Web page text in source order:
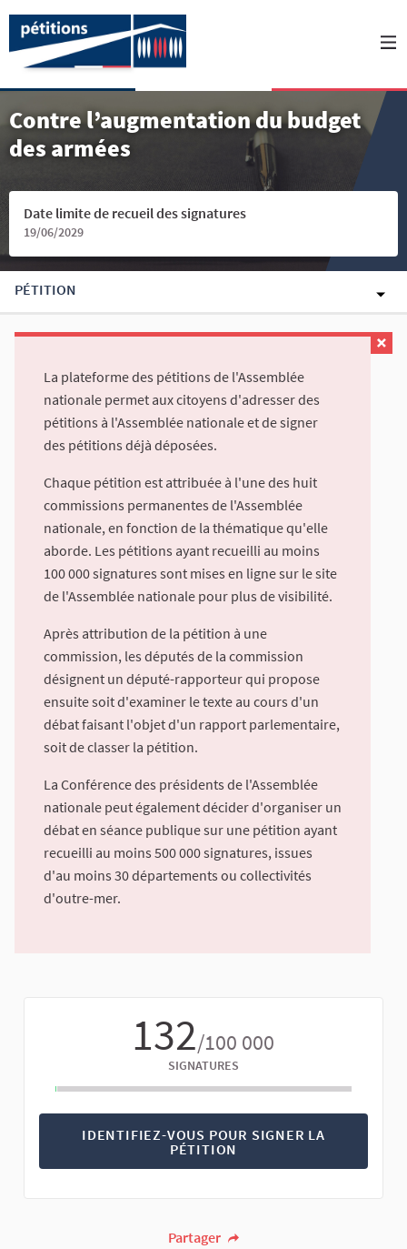
Contre l’augmentation du budget
des armées
Date limite de recueil des signatures
19/06/2029
PÉTITION
La plateforme des pétitions de l'Assemblée
nationale permet aux citoyens d'adresser des
pétitions à l'Assemblée nationale et de signer
des pétitions déjà déposées.
Chaque pétition est attribuée à l'une des huit
commissions permanentes de l'Assemblée
nationale, en fonction de la thématique qu'elle
aborde. Les pétitions ayant recueilli au moins
100 000 signatures sont mises en ligne sur le site
de l'Assemblée nationale pour plus de visibilité.
Après attribution de la pétition à une
commission, les députés de la commission
désignent un député-rapporteur qui propose
ensuite soit d'examiner le texte au cours d'un
débat faisant l'objet d'un rapport parlementaire,
soit de classer la pétition.
La Conférence des présidents de l'Assemblée
nationale peut également décider d'organiser un
débat en séance publique sur une pétition ayant
recueilli au moins 500 000 signatures, issues
d'au moins 30 départements ou collectivités
d'outre-mer.
132/100 000
SIGNATURES
IDENTIFIEZ-VOUS POUR SIGNER LA
PÉTITION
Partager